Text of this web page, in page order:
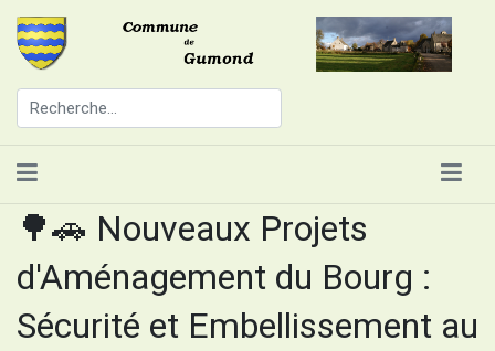
🌳🚗 Nouveaux Projets
d'Aménagement du Bourg :
Sécurité et Embellissement au